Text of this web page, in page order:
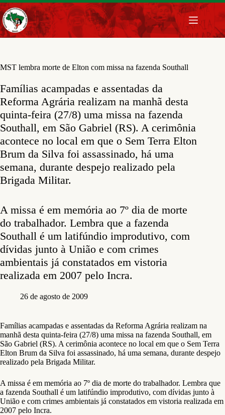
Pular
para
o
conteúdo
MST lembra morte de Elton com missa na fazenda Southall
Famílias acampadas e assentadas da
Reforma Agrária realizam na manhã desta
quinta-feira (27/8) uma missa na fazenda
Southall, em São Gabriel (RS). A cerimônia
acontece no local em que o Sem Terra Elton
Brum da Silva foi assassinado, há uma
semana, durante despejo realizado pela
Brigada Militar.
A missa é em memória ao 7º dia de morte
do trabalhador. Lembra que a fazenda
Southall é um latifúndio improdutivo, com
dívidas junto à União e com crimes
ambientais já constatados em vistoria
realizada em 2007 pelo Incra.
26 de agosto de 2009
Famílias acampadas e assentadas da Reforma Agrária realizam na
manhã desta quinta-feira (27/8) uma missa na fazenda Southall, em
São Gabriel (RS). A cerimônia acontece no local em que o Sem Terra
Elton Brum da Silva foi assassinado, há uma semana, durante despejo
realizado pela Brigada Militar.
A missa é em memória ao 7º dia de morte do trabalhador. Lembra que
a fazenda Southall é um latifúndio improdutivo, com dívidas junto à
União e com crimes ambientais já constatados em vistoria realizada em
2007 pelo Incra.